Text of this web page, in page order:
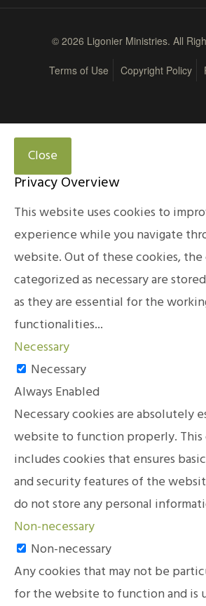
© 2026 Ligonier Ministries. All
Terms of Use Copyright Policy
Close
Privacy Overview
This website uses cookies to
experience while you navigate
website. Out of these cookies,
categorized as necessary are
as they are essential for the
functionalities...
Necessary
Necessary
Always Enabled
Necessary cookies are absolutely
website to function properly. This
includes cookies that ensures
and security features of the
do not store any personal
Non-necessary
Non-necessary
Any cookies that may not be
for the website to function and is